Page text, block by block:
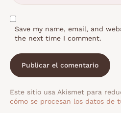
Save my name, email, and
the next time I comment.
Este sitio usa Akismet para
cómo se procesan los datos de